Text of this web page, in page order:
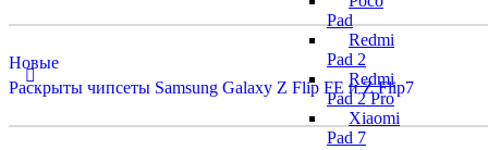
Pad
Redmi
Pad 2
Redmi
Pad 2 Pro
Xiaomi
Pad 7
Новые
Раскрыты чипсеты Samsung Galaxy Z Flip FE и Z Flip7